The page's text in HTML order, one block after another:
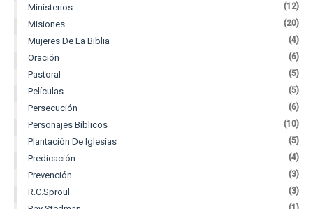
Ministerios (12)
Misiones (20)
Mujeres De La Biblia (4)
Oración (6)
Pastoral (5)
Películas (5)
Persecución (6)
Personajes Bíblicos (10)
Plantación De Iglesias (5)
Predicación (4)
Prevención (3)
R.C.Sproul (3)